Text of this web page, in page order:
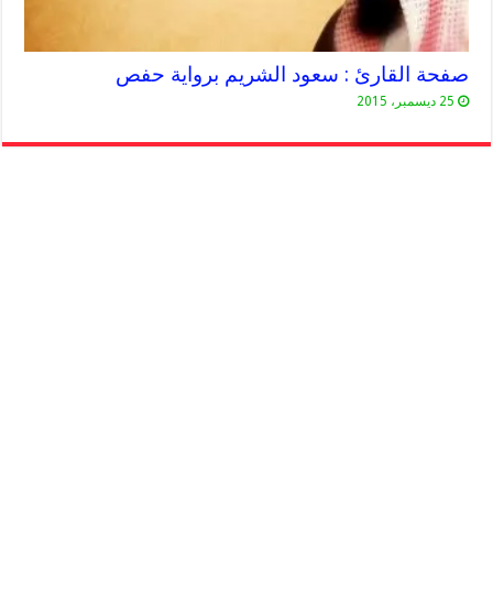
صفحة القارئ : سعود الشريم برواية حفص
25 ديسمبر، 2015